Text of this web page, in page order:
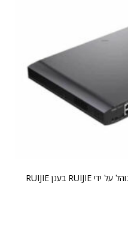
מתג 26 יציאות POE הספק 370W מנוהל על ידי RUIJIE בענן RUIJIE